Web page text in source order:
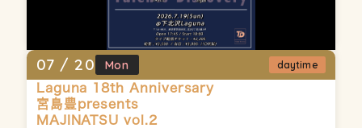
07 / 20 Mon daytime
Laguna 18th Anniversary
宮島豊presents
MAJINATSU vol.2